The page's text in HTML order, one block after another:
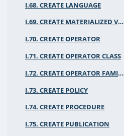
I.68. CREATE LANGUAGE
I.69. CREATE MATERIALIZED VIEW
I.70. CREATE OPERATOR
I.71. CREATE OPERATOR CLASS
I.72. CREATE OPERATOR FAMILY
I.73. CREATE POLICY
I.74. CREATE PROCEDURE
I.75. CREATE PUBLICATION